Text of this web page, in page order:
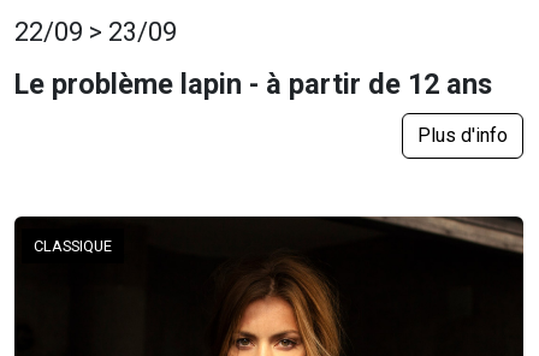
22/09 > 23/09
Le problème lapin - à partir de 12 ans
Plus d'info
CLASSIQUE